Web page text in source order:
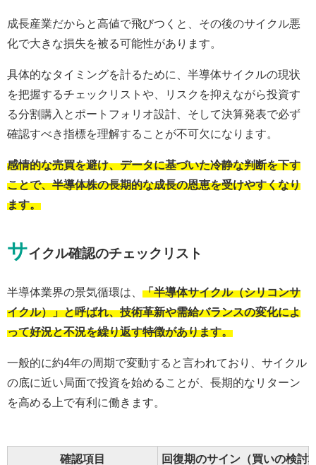
成長産業だからと高値で飛びつくと、その後のサイクル悪
化で大きな損失を被る可能性があります。
具体的なタイミングを計るために、半導体サイクルの現状
を把握するチェックリストや、リスクを抑えながら投資す
る分割購入とポートフォリオ設計、そして決算発表で必ず
確認すべき指標を理解することが不可欠になります。
感情的な売買を避け、データに基づいた冷静な判断を下す
ことで、半導体株の長期的な成長の恩恵を受けやすくなり
ます。
サイクル確認のチェックリスト
半導体業界の景気循環は、 「半導体サイクル（シリコンサ
イクル）」と呼ばれ、技術革新や需給バランスの変化によ
って好況と不況を繰り返す特徴があります。
一般的に約4年の周期で変動すると言われており、サイクル
の底に近い局面で投資を始めることが、長期的なリターン
を高める上で有利に働きます。
確認項目 回復期のサイン（買いの検討